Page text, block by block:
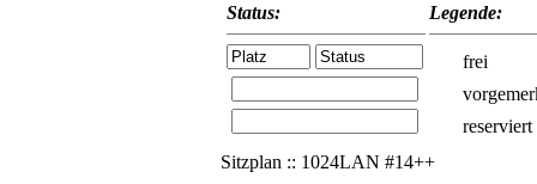
Status:
Legende:
frei
reserviert
Sitzplan :: 1024LAN #14++